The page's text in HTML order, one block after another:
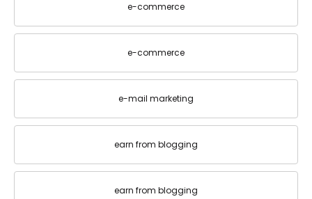
e-commerce
e-commerce
e-mail marketing
earn from blogging
earn from blogging